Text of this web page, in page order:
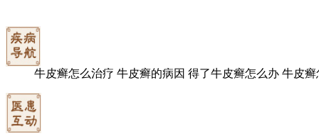
牛皮癣怎么治疗 牛皮癣的病因 得了牛皮癣怎么办 牛皮癣